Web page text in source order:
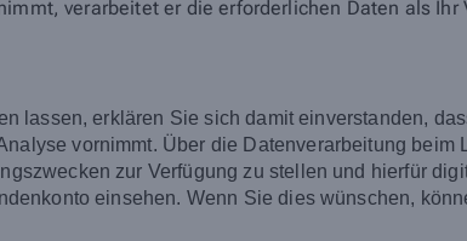
verarbeitet er die erforderlichen Daten als Ihr
lassen, erklären Sie sich damit einverstanden,
vornimmt. Über die Datenverarbeitung beim
zur Verfügung zu stellen und hierfür
einsehen. Wenn Sie dies wünschen,